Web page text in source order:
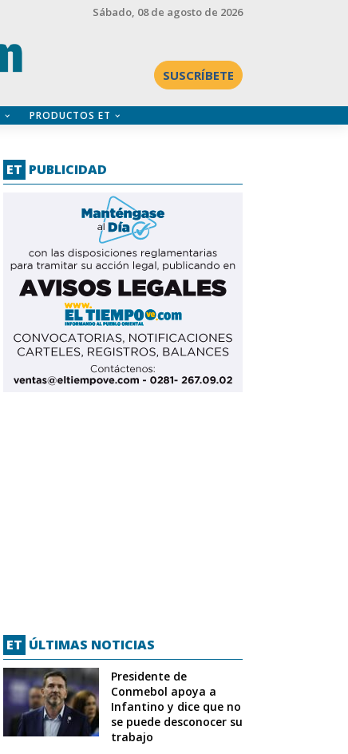
Sábado, 08 de agosto de 2026
SUSCRÍBETE
PRODUCTOS ET
ET PUBLICIDAD
ET ÚLTIMAS NOTICIAS
Presidente de
Conmebol apoya a
Infantino y dice que no
se puede desconocer su
trabajo